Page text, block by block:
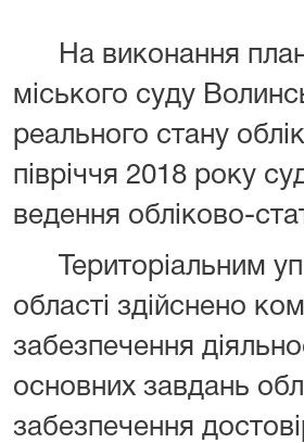
На виконання
міського суду
реального стану
півріччя 2018 року
ведення обліково-
Територіальним
області здійснено
забезпечення
основних завдань
забезпечення